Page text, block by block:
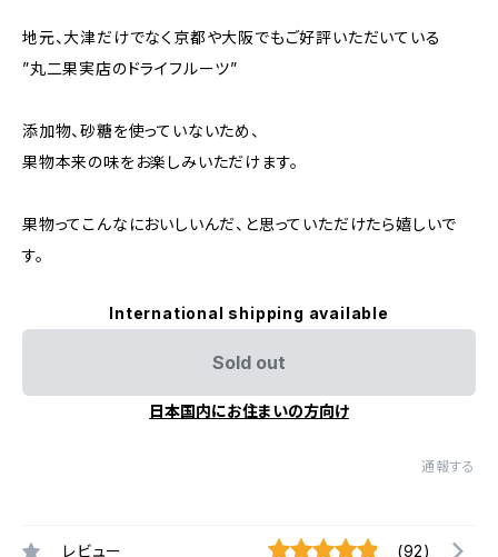
地元、大津だけでなく京都や大阪でもご好評いただいている
”丸二果実店のドライフルーツ”
添加物、砂糖を使っていないため、
果物本来の味をお楽しみいただけます。
果物ってこんなにおいしいんだ、と思っていただけたら嬉しいで
す。
International shipping available
Sold out
日本国内にお住まいの方向け
通報する
レビュー (92)